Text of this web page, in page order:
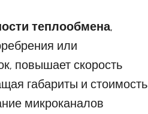
теплообмена,
или
повышает скорость
габариты и стоимость
микроканалов